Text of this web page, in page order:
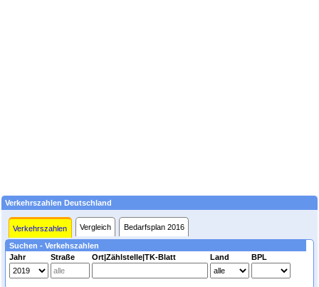
Verkehrszahlen Deutschland
Verkehrszahlen Vergleich Bedarfsplan 2016
Suchen - Verkehszahlen
Jahr
Straße Ort|Zählstelle|TK-Blatt Land BPL